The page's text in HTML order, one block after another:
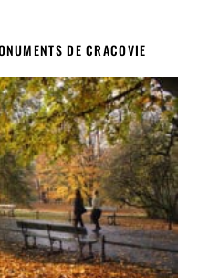
DE CRACOVIE